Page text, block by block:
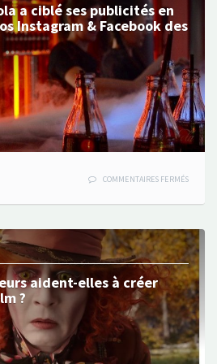
a ciblé ses publicités en
Instagram & Facebook des
COMMENTAIRES FERMÉSSUR
COCA-
A
CIBLÉ
SES
EN
DES
PHOTOS
&
aident-elles à créer
?